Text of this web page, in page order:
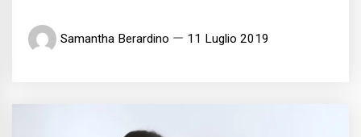
Samantha Berardino 11 Luglio 2019